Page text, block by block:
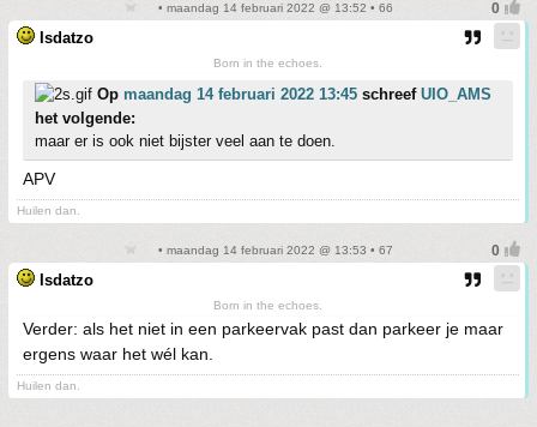
• maandag 14 februari 2022 @ 13:52 • 66
Isdatzo
Born in the echoes.
Op maandag 14 februari 2022 13:45 schreef UIO_AMS
het volgende:
maar er is ook niet bijster veel aan te doen.
APV
Huilen dan.
• maandag 14 februari 2022 @ 13:53 • 67
Isdatzo
Born in the echoes.
Verder: als het niet in een parkeervak past dan parkeer je maar
ergens waar het wél kan.
Huilen dan.